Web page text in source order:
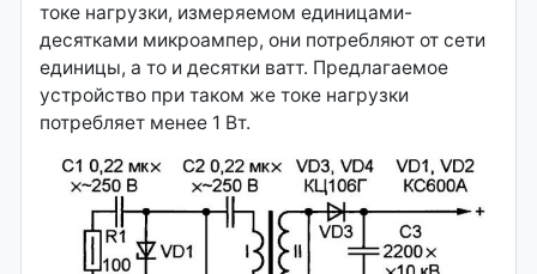
токе нагрузки, измеряемом единицами-
десятками микроампер, они потребляют от сети
единицы, а то и десятки ватт. Предлагаемое
устройство при таком же токе нагрузки
потребляет менее 1 Вт.